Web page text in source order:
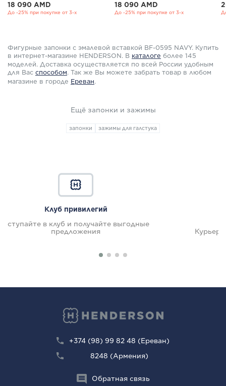
18 090 AMD
До -25% при покупке от 3-х
18 090 AMD
До -25% при покупке от 3-х
Фигурные запонки с эмалевой вставкой BF-0595 NAVY. Купить
в интернет-магазине HENDERSON. В каталоге более 145
моделей. Доставка осуществляется по всей России удобным
для Вас способом. Так же Вы можете забрать товар в любом
магазине в городе Ереван.
Ещё запонки и зажимы
запонки зажимы для галстука
Курьером или в более чем 30 000 пунктов
+374 (98) 99 82 48 (Ереван)
8248 (Армения)
Обратная связь